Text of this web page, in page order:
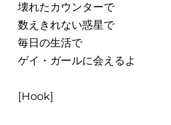
壊れたカウンターで
数えきれない惑星で
毎日の生活で
ゲイ・ガールに会えるよ
[Hook]